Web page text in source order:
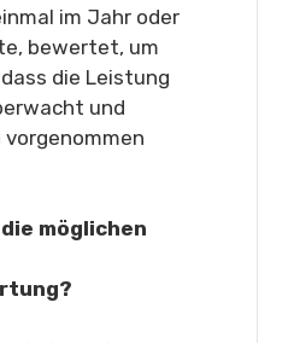
im Jahr oder
bewertet, um
die Leistung
und
vorgenommen
möglichen